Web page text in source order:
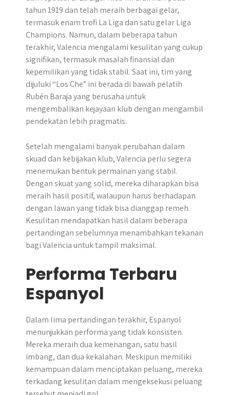
tahun 1919 dan telah meraih berbagai gelar,
termasuk enam trofi La Liga dan satu gelar Liga
Champions. Namun, dalam beberapa tahun
terakhir, Valencia mengalami kesulitan yang cukup
signifikan, termasuk masalah finansial dan
kepemilikan yang tidak stabil. Saat ini, tim yang
dijuluki “Los Che” ini berada di bawah pelatih
Rubén Baraja yang berusaha untuk
mengembalikan kejayaan klub dengan mengambil
pendekatan lebih pragmatis.
Setelah mengalami banyak perubahan dalam
skuad dan kebijakan klub, Valencia perlu segera
menemukan bentuk permainan yang stabil.
Dengan skuat yang solid, mereka diharapkan bisa
meraih hasil positif, walaupun harus berhadapan
dengan lawan yang tidak bisa dianggap remeh.
Kesulitan mendapatkan hasil dalam beberapa
pertandingan sebelumnya menambahkan tekanan
bagi Valencia untuk tampil maksimal.
Performa Terbaru
Espanyol
Dalam lima pertandingan terakhir, Espanyol
menunjukkan performa yang tidak konsisten.
Mereka meraih dua kemenangan, satu hasil
imbang, dan dua kekalahan. Meskipun memiliki
kemampuan dalam menciptakan peluang, mereka
terkadang kesulitan dalam mengeksekusi peluang